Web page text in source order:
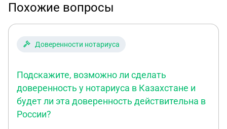
Похожие вопросы
Доверенности нотариуса
Подскажите, возможно ли сделать
доверенность у нотариуса в Казахстане и
будет ли эта доверенность действительна в
России?